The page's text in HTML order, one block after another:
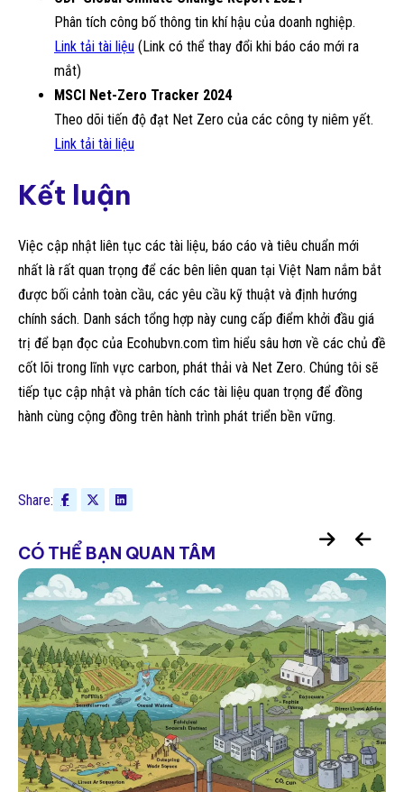
Phân tích công bố thông tin khí hậu của doanh nghiệp.
Link tải tài liệu (Link có thể thay đổi khi báo cáo mới ra
mắt)
MSCI Net-Zero Tracker 2024
Theo dõi tiến độ đạt Net Zero của các công ty niêm yết.
Link tải tài liệu
Kết luận
Việc cập nhật liên tục các tài liệu, báo cáo và tiêu chuẩn mới
nhất là rất quan trọng để các bên liên quan tại Việt Nam nắm bắt
được bối cảnh toàn cầu, các yêu cầu kỹ thuật và định hướng
chính sách. Danh sách tổng hợp này cung cấp điểm khởi đầu giá
trị để bạn đọc của Ecohubvn.com tìm hiểu sâu hơn về các chủ đề
cốt lõi trong lĩnh vực carbon, phát thải và Net Zero. Chúng tôi sẽ
tiếp tục cập nhật và phân tích các tài liệu quan trọng để đồng
hành cùng cộng đồng trên hành trình phát triển bền vững.
Share:
CÓ THỂ BẠN QUAN TÂM
Công cụ & Nền tảng Quản lý Phát thải
GHG: Lựa chọn nào cho Doanh nghiệp
Việt Nam?